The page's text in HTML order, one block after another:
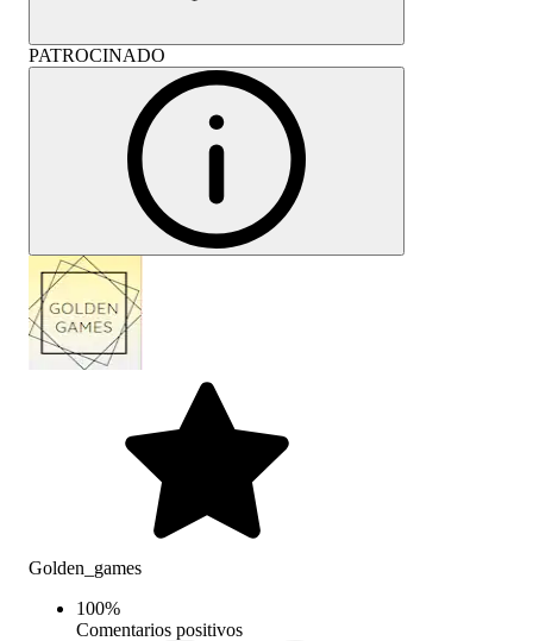
PATROCINADO
Golden_games
100%
Comentarios positivos